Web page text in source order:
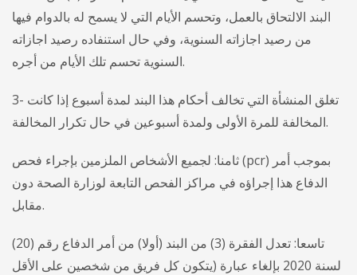
البند الالتحاق بالعمل، وتحسم الأيام التي لا يسمح له بالدوام فيها
من رصيد اجازاته السنوية، وفي حال استنفاده رصيد اجازاته
السنوية تحسم تلك الأيام من أجره.
3- تغلق المنشأة التي تخالف أحكام هذا البند لمدة أسبوع إذا كانت
المخالفة للمرة الأولى ولمدة أسبوعين في حال تكرار المخالفة.
ثامنا: لجميع الأشخاص الملزمين بإجراء فحص (pcr) بموجب أمر
الدفاع هذا إجراؤه في مراكز الفحص التابعة لوزارة الصحة دون
مقابل.
تاسعا: تعدل الفقرة (3) من البند (أولا) من أمر الدفاع رقم (20)
لسنة 2020 بإلغاء عبارة (يتكون كل فريق من شخصين على الأقل